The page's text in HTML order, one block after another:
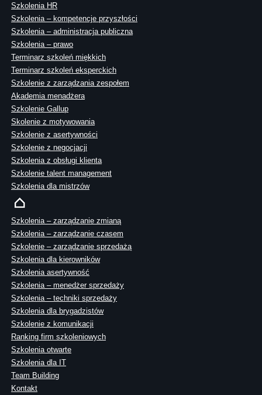
Szkolenia HR
Szkolenia – kompetencje przyszłości
Szkolenia – administracja publiczna
Szkolenia – prawo
Terminarz szkoleń miękkich
Terminarz szkoleń eksperckich
Szkolenie z zarządzania zespołem
Akademia menadżera
Szkolenie Gallup
Skolenie z motywowania
Szkolenie z asertywności
Szkolenie z negocjacji
Szkolenia z obsługi klienta
Szkolenie talent management
Szkolenia dla mistrzów
Szkolenia – zarządzanie zmianą
Szkolenia – zarządzanie czasem
Szkolenie – zarządzanie sprzedażą
Szkolenia dla kierowników
Szkolenia asertywność
Szkolenia – menedżer sprzedaży
Szkolenia – techniki sprzedaży
Szkolenia dla brygadzistów
Szkolenie z komunikacji
Ranking firm szkoleniowych
Szkolenia otwarte
Szkolenia dla IT
Team Building
Kontakt